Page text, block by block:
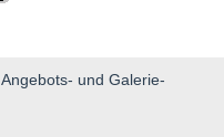
und Galerie-